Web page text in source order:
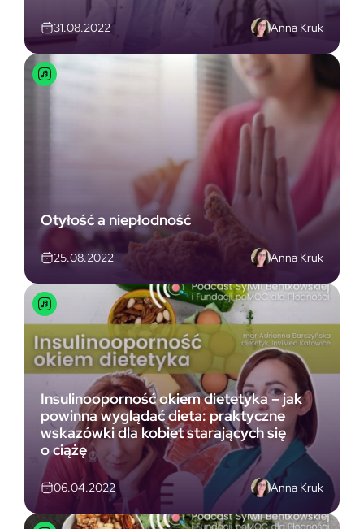
31.08.2022 Anna Kruk
Otyłość a niepłodność
25.08.2022 Anna Kruk
Insulinooporność okiem dietetyka – jak
powinna wyglądać dieta: praktyczne
wskazówki dla kobiet starających się
o ciążę
06.04.2022 Anna Kruk